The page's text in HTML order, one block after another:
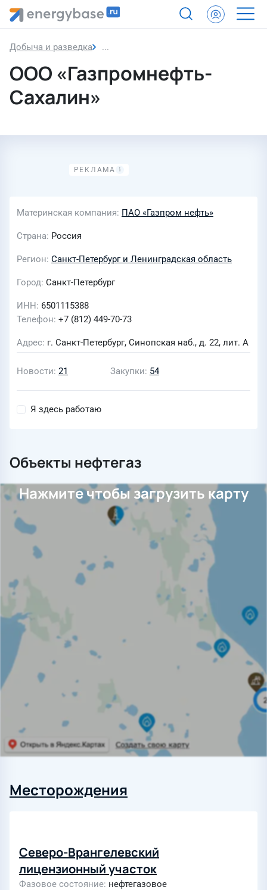
Добыча и разведка ООО «Газпромнефть-Сахалин»
ООО «Газпромнефть-
Сахалин»
Материнская компания ПАО «Газпром нефть»
Страна Россия
Регион Санкт-Петербург и Ленинградская область
Город Санкт-Петербург
ИНН 6501115388
Телефон +7 (812) 449-70-73
Адрес г. Санкт-Петербург, Синопская наб., д. 22, лит. А
Новости 21 Закупки 54
Я здесь работаю
Объекты нефтегаз
Нажмите чтобы загрузить карту
Месторождения
Северо-Врангелевский
лицензионный участок
Фазовое состояние нефтегазовое